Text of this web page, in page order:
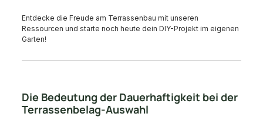
Entdecke die Freude am Terrassenbau mit unseren
Ressourcen und starte noch heute dein DIY-Projekt im eigenen
Garten!
Die Bedeutung der Dauerhaftigkeit bei der
Terrassenbelag-Auswahl